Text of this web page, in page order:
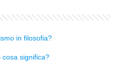
in filosofia?
cosa significa?